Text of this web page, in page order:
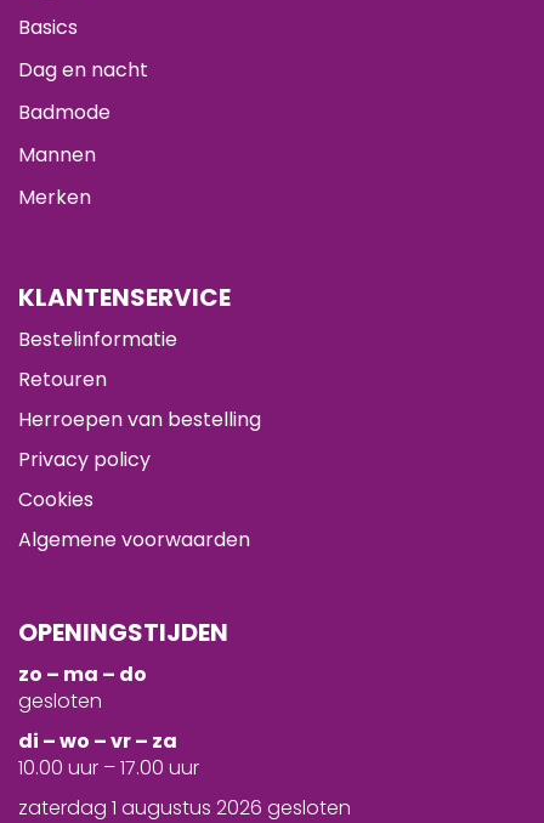
Basics
Dag en nacht
Badmode
Mannen
Merken
KLANTENSERVICE
Bestelinformatie
Retouren
Herroepen van bestelling
Privacy policy
Cookies
Algemene voorwaarden
OPENINGSTIJDEN
zo – ma – do
gesloten
di – wo – vr – za
10.00 uur – 17.00 uur
zaterdag 1 augustus 2026 gesloten